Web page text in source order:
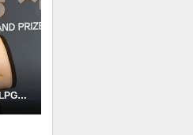
드레스로 갈아입은 KLPGA …